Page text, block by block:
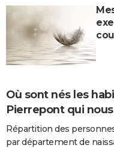
Où sont nés les
Pierrepont qui
Répartition des
par département de